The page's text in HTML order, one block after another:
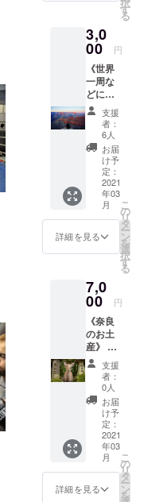
げられる。
現在はマ
チュピチュ
観光大使・
ペルーSNS
広報大使に
就任とし
ルー、日本
国内でマ
チュピチュ
行なってい
力を入
しい動
画を作
りま
す！備
考欄に
お名前
をカタ
カナで
ご記入
くださ
い。
す
る
3,0
00 円
《世界
一周な
どにつ
いてご
相談の
りま
す》
ワーキ
ングホ
デー、
海外旅
行、世
界一周
などに
ついて
思うこ
とがあ
ればな
んでも
相談し
て下さ
い！2年
間住ん
だオー
ストラ
リア、
そして
旅した
国々に
ついて
僕の
知って
支援
者：
6人
お届
け予
定：
2021
年03
月
詳細を見る
こ
の
リ
タ
ー
ン
を
選
択
す
る
7,0
00 円
《奈良
のお土
産》 奈
良で
育った
僕から
奈良の
お土産
セット
をお届
けしま
す！か
わいい
鹿のマ
グネッ
支援
者：
0人
お届
け予
定：
2021
年03
月
詳細を見る
こ
の
リ
タ
ー
ン
を